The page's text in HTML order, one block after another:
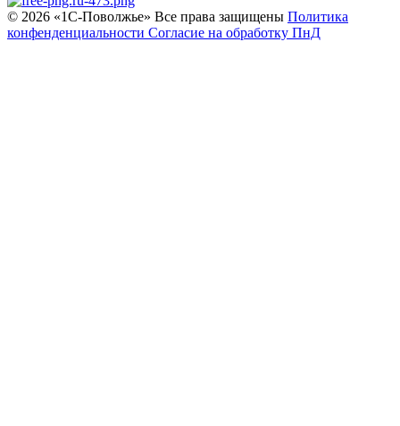
© 2026 «1С‑Поволжье» Все права защищены Политика
конфенденциальности Согласие на обработку ПнД